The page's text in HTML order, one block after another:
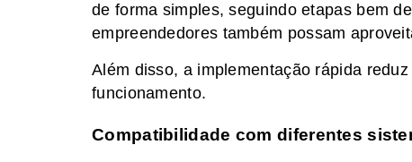
de forma simples, seguindo etapas bem
empreendedores também possam
Além disso, a implementação rápida
funcionamento.
Compatibilidade com diferentes